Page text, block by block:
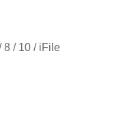
8 / 10 / iFile